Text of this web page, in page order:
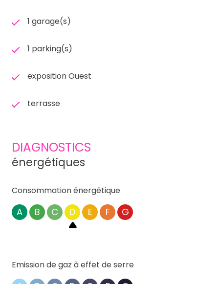
1 garage(s)
1 parking(s)
exposition Ouest
terrasse
DIAGNOSTICS
énergétiques
Consommation énergétique
A B C D E F G
Emission de gaz à effet de serre